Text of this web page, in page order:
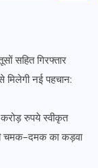
सहित गिरफ्तार
मिलेगी नई पहचान:
रुपये स्वीकृत
चमक-दमक का कड़वा